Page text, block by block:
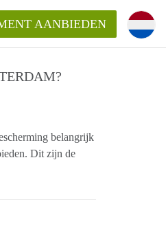
AANBIEDEN
belangrijk
Dit zijn de